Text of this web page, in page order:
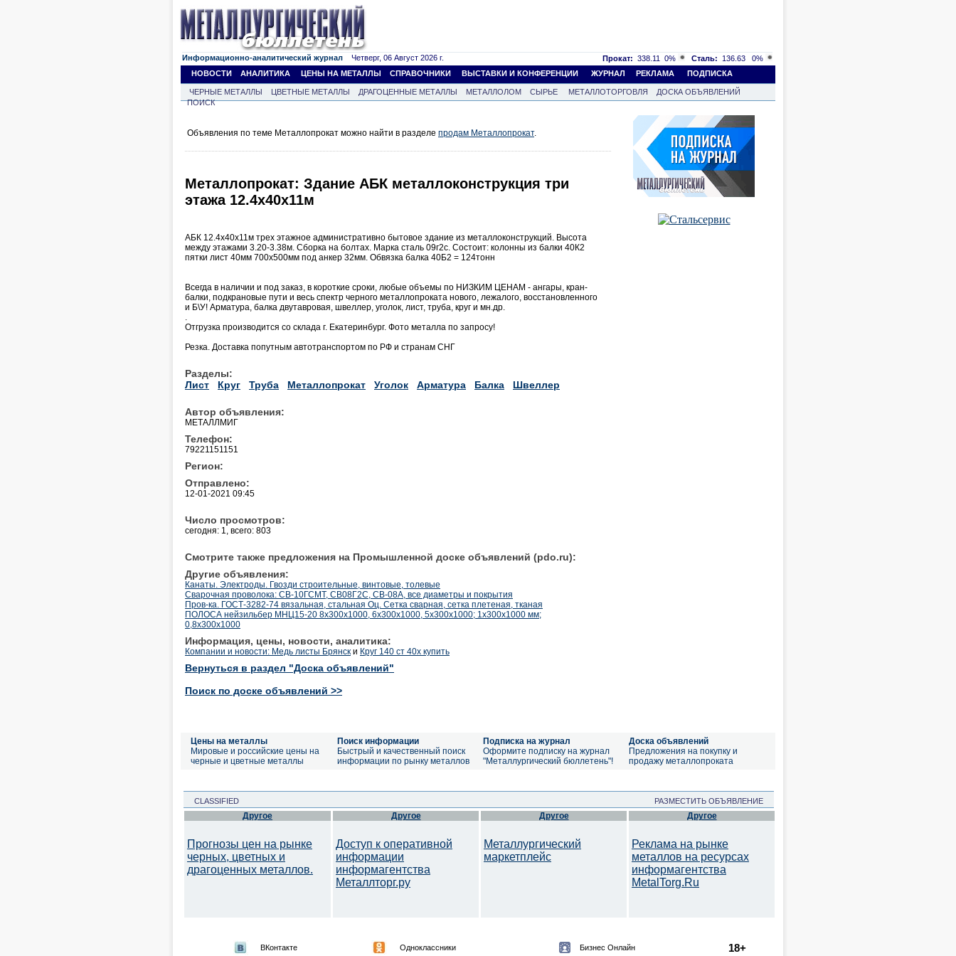
Информационно-аналитический журнал Четверг, 06 Август 2026 г. Прокат: 338.11 0% Сталь: 136.63
0%
НОВОСТИ
АНАЛИТИКА ЦЕНЫ НА МЕТАЛЛЫ СПРАВОЧНИКИ ВЫСТАВКИ И КОНФЕРЕНЦИИ ЖУРНАЛ РЕКЛАМА ПОДПИСКА
ЧЕРНЫЕ МЕТАЛЛЫ ЦВЕТНЫЕ МЕТАЛЛЫ ДРАГОЦЕННЫЕ МЕТАЛЛЫ МЕТАЛЛОЛОМ СЫРЬЕ МЕТАЛЛОТОРГОВЛЯ
ДОСКА ОБЪЯВЛЕНИЙ
ПОИСК
Объявления по теме Металлопрокат можно найти в разделе продам Металлопрокат.
Металлопрокат: Здание АБК металлоконструкция три
этажа 12.4х40х11м
АБК 12.4х40х11м трех этажное административно бытовое здание из металлоконструкций. Высота
между этажами 3.20-3.38м. Сборка на болтах. Марка сталь 09г2с. Состоит: колонны из балки 40К2
пятки лист 40мм 700х500мм под анкер 32мм. Обвязка балка 40Б2 = 124тонн
Всегда в наличии и под заказ, в короткие сроки, любые объемы по НИЗКИМ ЦЕНАМ - ангары, кран-
балки, подкрановые пути и весь спектр черного металлопроката нового, лежалого, восстановленного
и Б\У! Арматура, балка двутавровая, швеллер, уголок, лист, труба, круг и мн.др.
Отгрузка производится со склада г. Екатеринбург. Фото металла по запросу!
Резка. Доставка попутным автотранспортом по РФ и странам СНГ
Разделы:
Лист
Круг Труба Металлопрокат Уголок Арматура Балка Швеллер
Автор объявления:
МЕТАЛЛМИГ
Телефон:
79221151151
Регион:
Отправлено:
12-01-2021 09:45
Число просмотров:
сегодня: 1, всего: 803
Смотрите также предложения на Промышленной доске объявлений (pdo.ru):
Другие объявления:
Канаты. Электроды. Гвозди строительные, винтовые, толевые
Cварочная проволока: СВ-10ГСМТ, СВ08Г2С, СВ-08А, все диаметры и покрытия
Пров-ка. ГОСТ-3282-74 вязальная, стальная Оц. Сетка сварная, сетка плетеная, тканая
ПОЛОСА нейзильбер МНЦ15-20 8х300х1000, 6х300х1000, 5х300х1000; 1х300х1000 мм;
0,8х300х1000
Информация, цены, новости, аналитика:
Компании и новости: Медь листы Брянск и Круг 140 ст 40х купить
Вернуться в раздел "Доска объявлений"
Поиск по доске объявлений >>
Цены на металлы
Мировые и российские цены на
черные и цветные металлы
Поиск информации
Быстрый и качественный поиск
информации по рынку металлов
Подписка на журнал
Оформите подписку на журнал
"Металлургический бюллетень"!
Доска объявлений
Предложения на покупку и
продажу металлопроката
CLASSIFIED РАЗМЕСТИТЬ ОБЪЯВЛЕНИЕ
Другое
Прогнозы цен на рынке
черных, цветных и
драгоценных металлов.
Другое
Доступ к оперативной
информации
информагентства
Металлторг.ру
Другое
Металлургический
маркетплейс
Другое
Реклама на рынке
металлов на ресурсах
информагентства
MetalTorg.Ru
ВКонтакте Одноклассники Бизнес Онлайн 18+